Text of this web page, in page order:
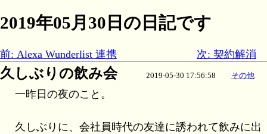
2019年05月30日の日記です
前: Alexa Wunderlist 連携 次: 契約解消
久しぶりの飲み会 2019-05-30 17:56:58 その他
一昨日の夜のこと。
久しぶりに、会社員時代の友達に誘われて飲みに出